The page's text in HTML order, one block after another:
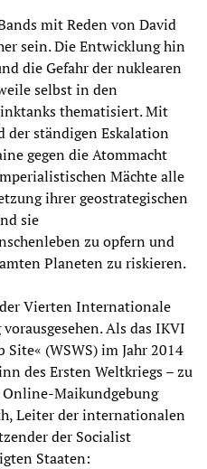
mit Reden von David
sein. Die Entwicklung hin
die Gefahr der nuklearen
selbst in den
thematisiert. Mit
der ständigen Eskalation
gegen die Atommacht
Mächte alle
ihrer geostrategischen
sie
zu opfern und
Planeten zu riskieren.
Vierten Internationale
Als das IKVI
(WSWS) im Jahr 2014
des Ersten Weltkriegs – zu
Maikundgebung
Leiter der internationalen
der Socialist
Staaten: